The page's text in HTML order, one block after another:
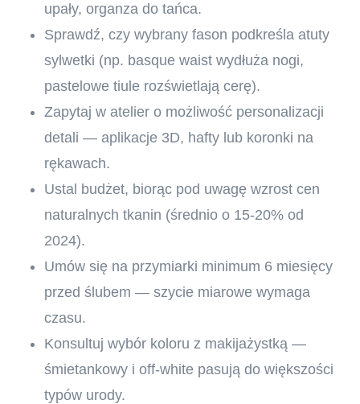
upały, organza do tańca.
Sprawdź, czy wybrany fason podkreśla atuty
sylwetki (np. basque waist wydłuża nogi,
pastelowe tiule rozświetlają cerę).
Zapytaj w atelier o możliwość personalizacji
detali — aplikacje 3D, hafty lub koronki na
rękawach.
Ustal budżet, biorąc pod uwagę wzrost cen
naturalnych tkanin (średnio o 15-20% od
2024).
Umów się na przymiarki minimum 6 miesięcy
przed ślubem — szycie miarowe wymaga
czasu.
Konsultuj wybór koloru z makijażystką —
śmietankowy i off-white pasują do większości
typów urody.